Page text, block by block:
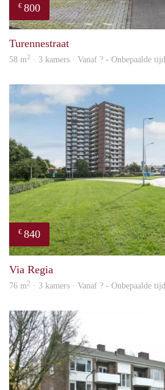
€ 800
Turennestraat
58 m2 · 3 kamers · Vanaf ? - Onbepaalde tijd
€ 840
Via Regia
76 m2 · 3 kamers · Vanaf ? - Onbepaalde tijd